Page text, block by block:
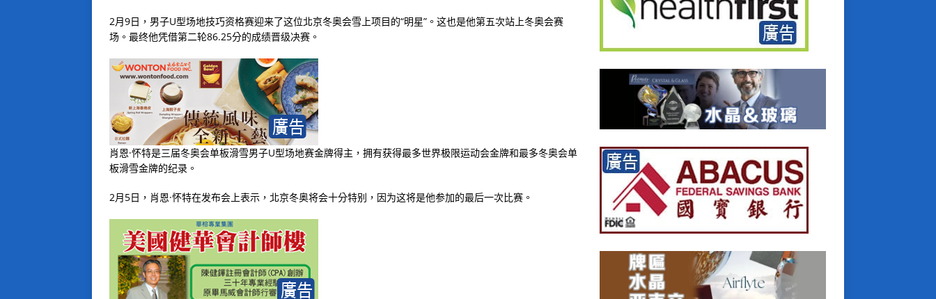
2月9日，男子U型场地技巧资格赛迎来了这位北京冬奥会雪上项目的“明星”。这也是他第五次站上冬奥会赛
场。最终他凭借第二轮86.25分的成绩晋级决赛。
肖恩·怀特是三届冬奥会单板滑雪男子U型场地赛金牌得主，拥有获得最多世界极限运动会金牌和最多冬奥会单
板滑雪金牌的纪录。
2月5日，肖恩·怀特在发布会上表示，北京冬奥将会十分特别，因为这将是他参加的最后一次比赛。